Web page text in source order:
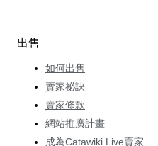
出售
如何出售
賣家祕訣
賣家條款
網站推廣計畫
成為Catawiki Live賣家